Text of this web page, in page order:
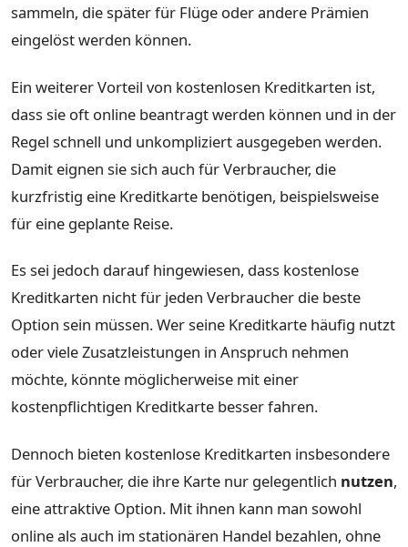
sammeln, die später für Flüge oder andere Prämien
eingelöst werden können.
Ein weiterer Vorteil von kostenlosen Kreditkarten ist,
dass sie oft online beantragt werden können und in der
Regel schnell und unkompliziert ausgegeben werden.
Damit eignen sie sich auch für Verbraucher, die
kurzfristig eine Kreditkarte benötigen, beispielsweise
für eine geplante Reise.
Es sei jedoch darauf hingewiesen, dass kostenlose
Kreditkarten nicht für jeden Verbraucher die beste
Option sein müssen. Wer seine Kreditkarte häufig nutzt
oder viele Zusatzleistungen in Anspruch nehmen
möchte, könnte möglicherweise mit einer
kostenpflichtigen Kreditkarte besser fahren.
Dennoch bieten kostenlose Kreditkarten insbesondere
für Verbraucher, die ihre Karte nur gelegentlich nutzen,
eine attraktive Option. Mit ihnen kann man sowohl
online als auch im stationären Handel bezahlen, ohne